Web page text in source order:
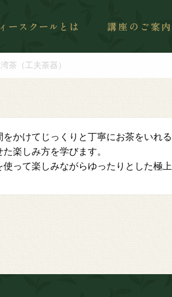
茶（工夫茶器）
かけてじっくりと丁寧にお茶をいれ
楽しみ方を学びます。
って楽しみながらゆったりとした極